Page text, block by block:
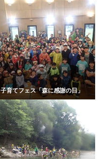
子育てフェス「森に感謝の日」